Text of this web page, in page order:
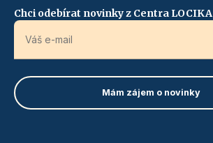
Chci odebírat novinky z Centra LOCIKA